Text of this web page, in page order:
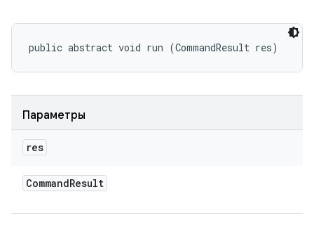
public abstract void run (CommandResult res)
Параметры
res
CommandResult